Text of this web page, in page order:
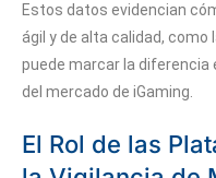
Estos datos evidencian
ágil y de alta calidad, como
puede marcar la diferencia
del mercado de iGaming.
El Rol de las